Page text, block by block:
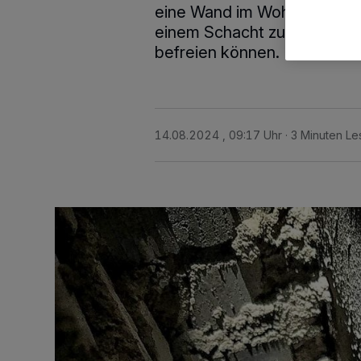
eine Wand im Wohnzimmer
einem Schacht zu holen,
befreien können.
14.08.2024 , 09:17 Uhr 3 Minuten